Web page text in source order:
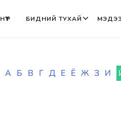
НҮҮР БИДНИЙ ТУХАЙ
А Б В Г Д Е Ё Ж З И